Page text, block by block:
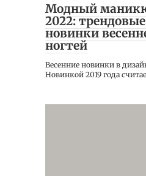
Модный
2022:
новинки
ногтей
Весенние новинки в
Новинкой 2019 года